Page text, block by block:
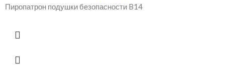
Пиропатрон подушки безопасности B14